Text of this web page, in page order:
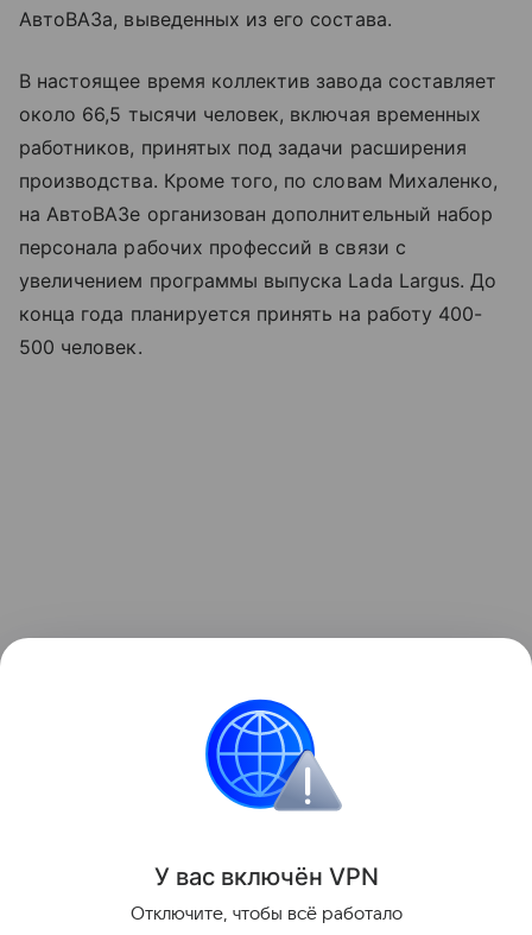
АвтоВАЗа, выведенных из его состава.
В настоящее время коллектив завода составляет
около 66,5 тысячи человек, включая временных
работников, принятых под задачи расширения
производства. Кроме того, по словам Михаленко,
на АвтоВАЗе организован дополнительный набор
персонала рабочих профессий в связи с
увеличением программы выпуска Lada Largus. До
конца года планируется принять на работу 400-
500 человек.
Автопром РоссииУ вас включён VPN
Отключите, чтобы всё работало